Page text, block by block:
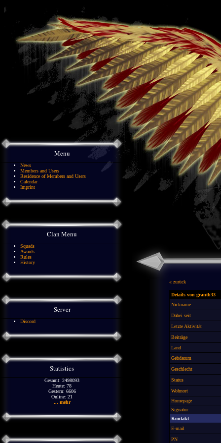
Menu
News
Members and Users
Residence of Members and Users
Calendar
Imprint
Clan Menu
Squads
Awards
Rules
History
Server
Discord
Statistics
Gesamt: 2498093
Heute: 78
Gestern: 6606
Online: 21
... mehr
« zurück
Details von grantb33
Nickname
Dabei seit
Letzte Aktivität
Beiträge
Land
Gebdatum
Geschlecht
Status
Wohnort
Homepage
Signatur
Kontakt
E-mail
PN